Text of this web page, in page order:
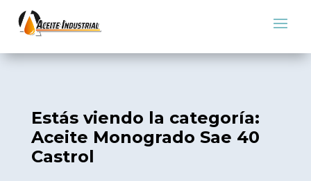
Estás viendo la categoría:
Aceite Monogrado Sae 40
Castrol